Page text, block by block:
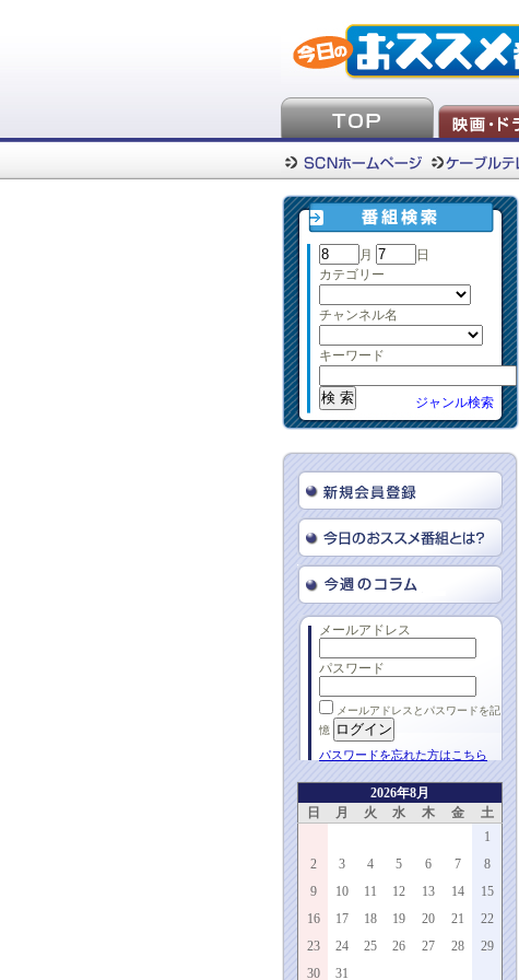
月
日
カテゴリー
チャンネル名
キーワード
ジャンル検索
メールアドレス
パスワード
メールアドレスとパスワードを記
憶
パスワードを忘れた方はこちら
2026年8月
日
月 火 水 木 金
土
1
2
3 4 5 6 7
8
9
10 11 12 13 14
15
16
17 18 19 20 21
22
23
24 25 26 27 28
29
30
31